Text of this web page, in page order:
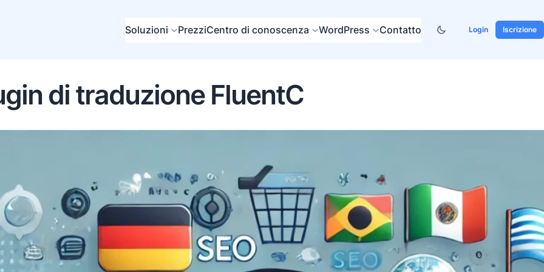
Soluzioni PrezziCentro di conoscenza WordPress Contatto Login Iscrizione
di traduzione FluentC